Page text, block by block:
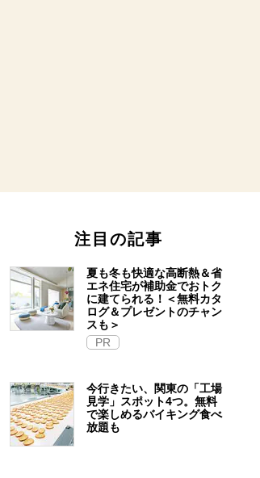
注目の記事
夏も冬も快適な高断熱＆省
エネ住宅が補助金でおトク
に建てられる！＜無料カタ
ログ＆プレゼントのチャン
スも＞
PR
今行きたい、関東の「工場
見学」スポット4つ。無料
で楽しめるバイキング食べ
放題も